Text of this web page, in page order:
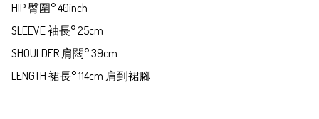
HIP 臀圍° 40inch
SLEEVE 袖長° 25cm
SHOULDER 肩闊° 39cm
LENGTH 裙長° 114cm 肩到裙腳